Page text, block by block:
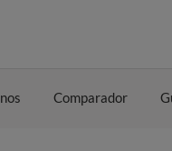
Comparador